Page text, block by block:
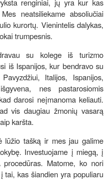
neatsiliekame absoliučiai
kurortų. Vienintelis dalykas,
trumpesnis.
su kolege iš turizmo
iš Ispanijos, kur bendravo su
Italijos, Ispanijos,
nes pastarosiomis
darosi neįmanoma keliauti.
vis daugiau žmonių vasarą
karšta.
lūžio tašką ir mes jau galime
Investuojame į miegą, į
Matome, ko nori
tai, kas šiandien yra populiaru